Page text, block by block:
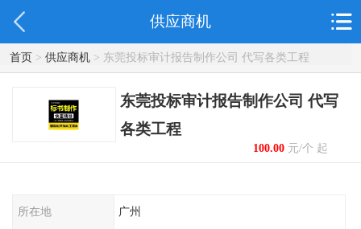
供应商机
首页> 供应商机> 东莞投标审计报告制作公司 代写各类工程
东莞投标审计报告制作公司 代写
各类工程
100.00元/个 起
所在地 广州